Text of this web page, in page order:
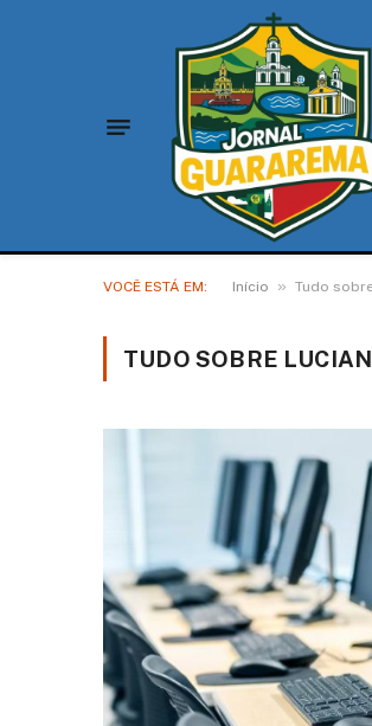
VOCÊ ESTÁ EM: Início » Tudo
TUDO SOBRE